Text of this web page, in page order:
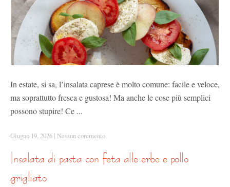
In estate, si sa, l’insalata caprese è molto comune: facile e veloce,
ma soprattutto fresca e gustosa! Ma anche le cose più semplici
possono stupire! Ce ...
Giugno 19, 2026 | Nessun commento
grigliato